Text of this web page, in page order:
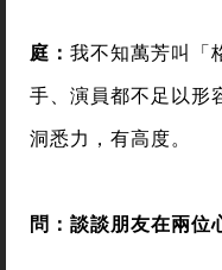
庭： 我不知萬芳叫「
手、演員都不足以形
洞悉力，有高度。
問：談談朋友在兩位